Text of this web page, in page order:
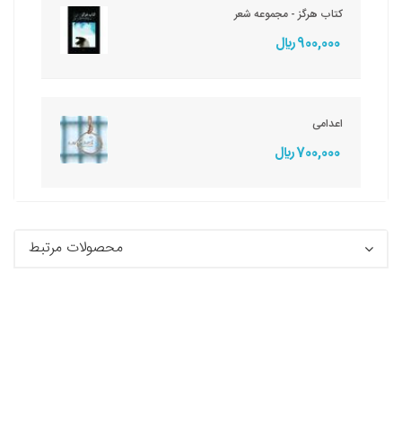
کتاب هرگز - مجموعه شعر
900,000 ريال
اعدامی
700,000 ريال
محصولات مرتبط